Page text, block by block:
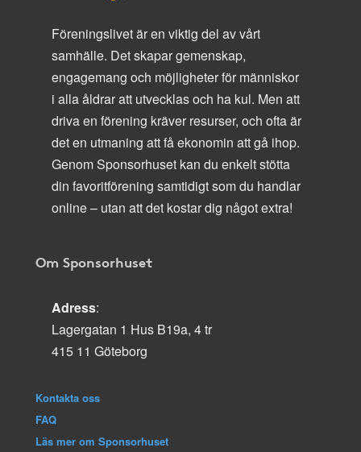
Föreningslivet är en viktig del av vårt
samhälle. Det skapar gemenskap,
engagemang och möjligheter för människor
i alla åldrar att utvecklas och ha kul. Men att
driva en förening kräver resurser, och ofta är
det en utmaning att få ekonomin att gå ihop.
Genom Sponsorhuset kan du enkelt stötta
din favoritförening samtidigt som du handlar
online – utan att det kostar dig något extra!
Om Sponsorhuset
Adress:
Lagergatan 1 Hus B19a, 4 tr
415 11 Göteborg
Kontakta oss
FAQ
Läs mer om Sponsorhuset